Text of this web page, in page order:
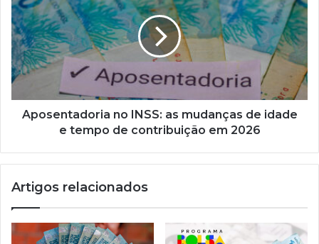
INSS:
as
mudanças
de
idade
e
tempo
contribuição
Aposentadoria no INSS: as mudanças de idade
e tempo de contribuição em 2026
Artigos relacionados